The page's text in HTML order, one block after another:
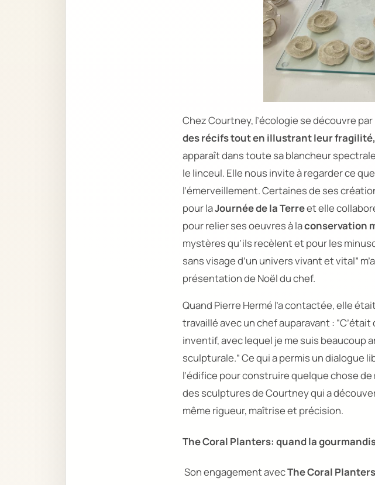
Chez Courtney, l’écologie se découvre
des récifs tout en illustrant leur fragilité,
apparaît dans toute sa blancheur
le linceul. Elle nous invite à regarder ce
l’émerveillement. Certaines de ses
pour laJournée de la Terreet elle
pour relier ses oeuvres à laconservation
mystères qu’ils recèlent et pour les
sans visage d’un univers vivant et vital”
présentation de Noël du chef.
Quand Pierre Hermé l’a contactée, elle
travaillé avec un chef auparavant :
inventif, avec lequel je me suis beaucoup
sculpturale.” Ce qui a permis un dialogue
l’édifice pour construire quelque chose
des sculptures de Courtney qui a
même rigueur, maîtrise et précision.
TheCoral Planters: quand la
Son engagement avecThe Coral Planters